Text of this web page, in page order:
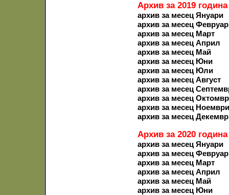
Архив за 2019 година
архив за месец Януари
архив за месец
архив за месец Март
архив за месец Април
архив за месец Май
архив за месец Юни
архив за месец Юли
архив за месец Август
архив за месец
архив за месец
архив за месец Ноември
архив за месец
Архив за 2020 година
архив за месец Януари
архив за месец
архив за месец Март
архив за месец Април
архив за месец Май
архив за месец Юни